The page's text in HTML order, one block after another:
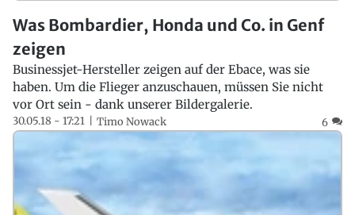
Was Bombardier, Honda und Co. in Genf
zeigen
Businessjet-Hersteller zeigen auf der Ebace, was sie
haben. Um die Flieger anzuschauen, müssen Sie nicht
vor Ort sein - dank unserer Bildergalerie.
30.05.18 - 17:21 Timo Nowack 6